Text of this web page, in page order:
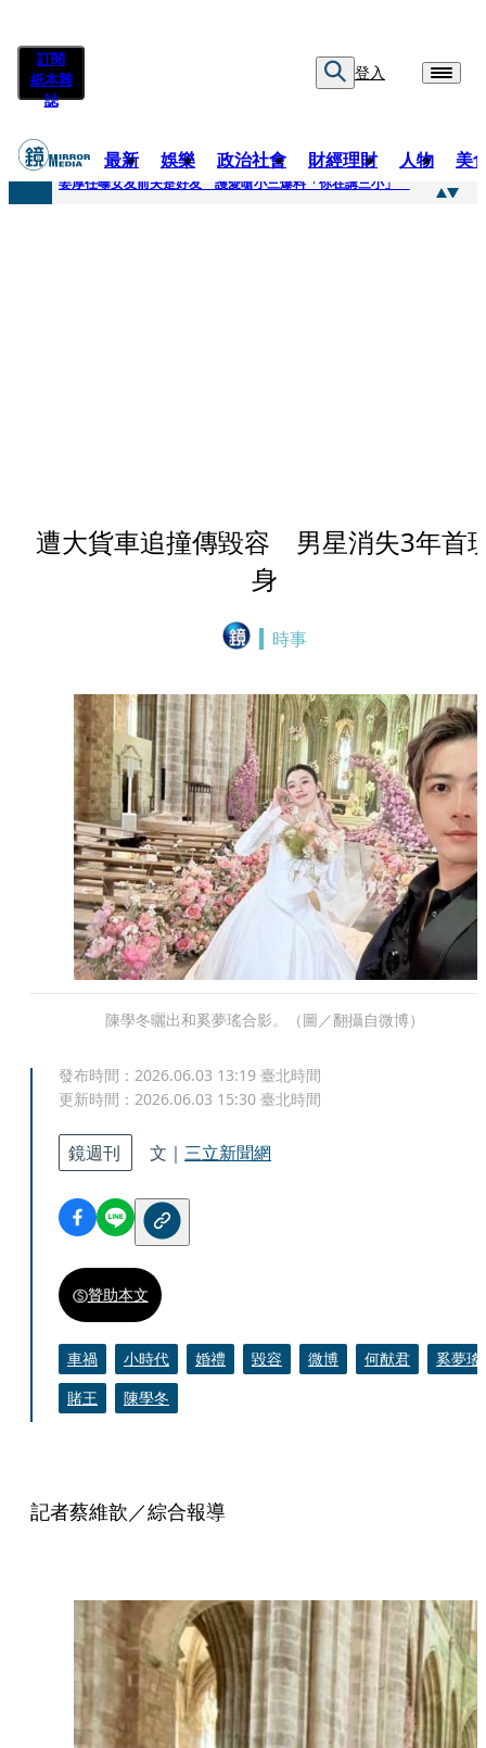
訂閱
紙本雜
誌
登入
最新 娛樂 政治社會 財經理財 人物 美
快訊
姜厚任曝女友前夫是好友 護愛嗆小三爆料「你在講三小」
遭大貨車追撞傳毀容 男星消失3年首
身
時事
陳學冬曬出和奚夢瑤合影。（圖／翻攝自微博）
發布時間： 2026.06.03 13:19 臺北時間
更新時間： 2026.06.03 15:30 臺北時間
鏡週刊 文｜ 三立新聞網
贊助本文
車禍 小時代 婚禮 毀容 微博 何猷君
奚夢瑤
賭王
陳學冬
記者蔡維歆／綜合報導